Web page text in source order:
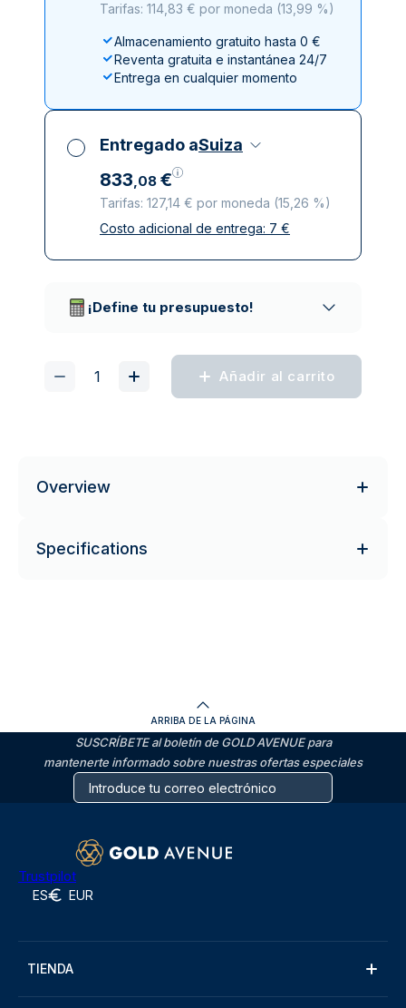
Tarifas: 114,83 € por moneda (13,99 %)
Almacenamiento gratuito hasta 0 €
Reventa gratuita e instantánea 24/7
Entrega en cualquier momento
Entregado aSuiza
833,08 €
Tarifas: 127,14 € por moneda (15,26 %)
Impuestos incluidos
Costo adicional de entrega: 7 €
¡Define tu presupuesto!
Añadir al carrito
Overview
Specifications
ARRIBA DE LA PÁGINA
SUSCRÍBETE al boletín de GOLD AVENUE para
mantenerte informado sobre nuestras ofertas especiales
Trustpilot
ES EUR
TIENDA